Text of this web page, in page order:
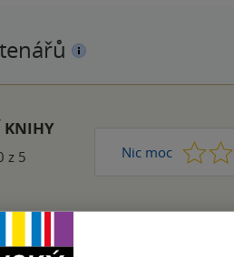
KNIHY
z 5 Nic moc 1 2 3